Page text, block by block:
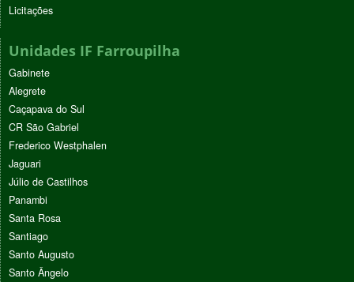
Licitações
Unidades IF Farroupilha
Gabinete
Alegrete
Caçapava do Sul
CR São Gabriel
Frederico Westphalen
Jaguari
Júlio de Castilhos
Panambi
Santa Rosa
Santiago
Santo Augusto
Santo Ângelo